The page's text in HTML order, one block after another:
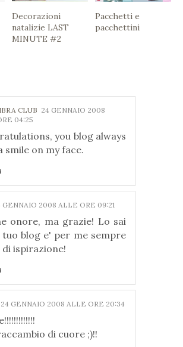
Decorazioni
natalizie LAST
MINUTE #2
Pacchetti e
pacchettini
CLUB 24 GENNAIO 2008
04:25
you blog always
smile on my face.
GENNAIO 2008 ALLE ORE 09:21
onore, ma grazie! Lo sai
tuo blog e' per me sempre
ispirazione!
24 GENNAIO 2008 ALLE ORE 20:34
di cuore ;)!!